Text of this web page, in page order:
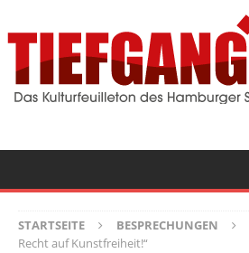
STARTSEITE BESPRECHUNGEN
Recht auf Kunstfreiheit!“